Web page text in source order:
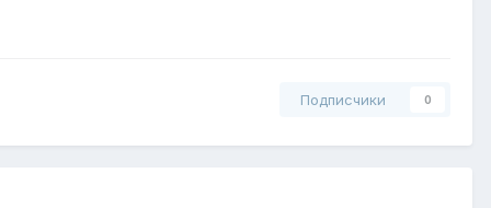
Подписчики 0